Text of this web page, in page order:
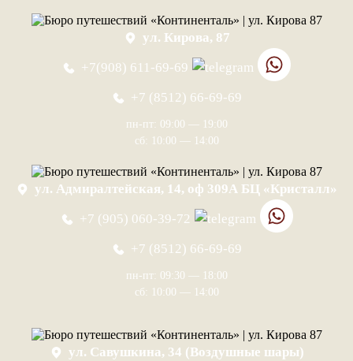
ул. Кирова, 87
+7(908) 611-69-69
+7 (8512) 66-69-69
пн-пт: 09:00 — 19:00
сб: 10:00 — 14:00
ул. Адмиралтейская, 14, оф 309А БЦ «Кристалл»
+7 (905) 060-39-72
+7 (8512) 66-69-69
пн-пт: 09:30 — 18:00
сб: 10:00 — 14:00
ул. Савушкина, 34 (Воздушные шары)